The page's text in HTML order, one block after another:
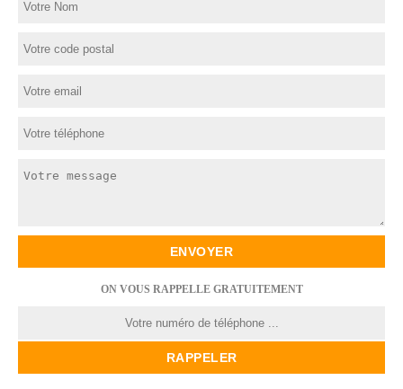
ON VOUS RAPPELLE GRATUITEMENT